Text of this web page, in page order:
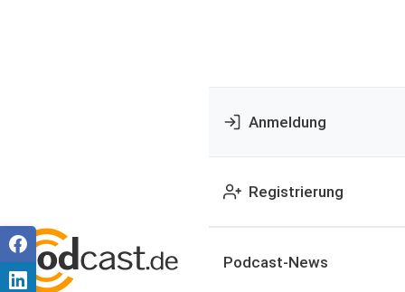
Anmeldung
Registrierung
Podcast-News